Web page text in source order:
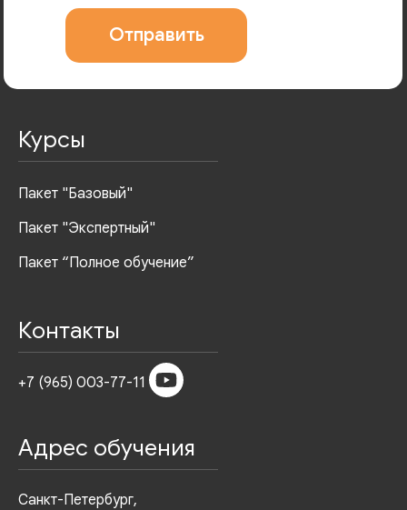
Курсы
Пакет "Базовый"
Пакет "Экспертный"
Пакет “Полное обучение”
Отправить
Контакты
+7 (965) 003-77-11
Адрес обучения
Санкт-Петербург,